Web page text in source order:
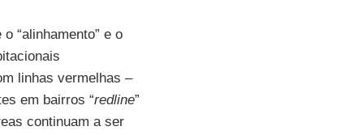
“alinhamento” e o
linhas vermelhas –
em bairros “redline”
continuam a ser